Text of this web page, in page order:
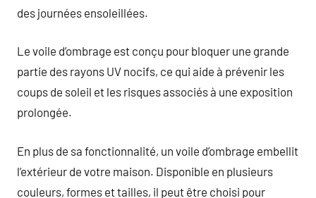
des journées ensoleillées.
Le voile d’ombrage est conçu pour bloquer une grande
partie des rayons UV nocifs, ce qui aide à prévenir les
coups de soleil et les risques associés à une exposition
prolongée.
En plus de sa fonctionnalité, un voile d’ombrage embellit
l’extérieur de votre maison. Disponible en plusieurs
couleurs, formes et tailles, il peut être choisi pour